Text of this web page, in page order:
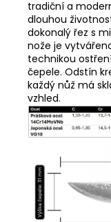
tradiční a
dlouhou
dokonalý řez s
nože je
technikou
čepele. Odstín
každý nůž má
vzhled.